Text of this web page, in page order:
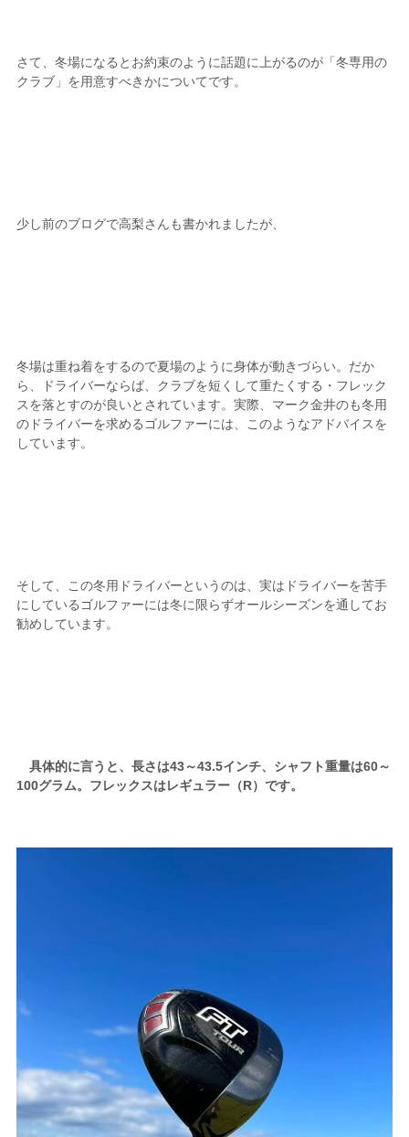
さて、冬場になるとお約束のように話題に上がるのが「冬専用の
クラブ」を用意すべきかについてです。
少し前のブログで高梨さんも書かれましたが、
冬場は重ね着をするので夏場のように身体が動きづらい。だか
ら、ドライバーならば、クラブを短くして重たくする・フレック
スを落とすのが良いとされています。実際、マーク金井のも冬用
のドライバーを求めるゴルファーには、このようなアドバイスを
しています。
そして、この冬用ドライバーというのは、実はドライバーを苦手
にしているゴルファーには冬に限らずオールシーズンを通してお
勧めしています。
具体的に言うと、長さは43～43.5インチ、シャフト重量は60～
100グラム。フレックスはレギュラー（R）です。